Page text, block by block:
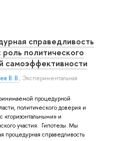
справедливость
политического
самоэффективности
В. В., Экспериментальная
процедурной
политического доверия и
«горизонтальными» и
участия. Гипотезы. Мы
процедурная справедливость